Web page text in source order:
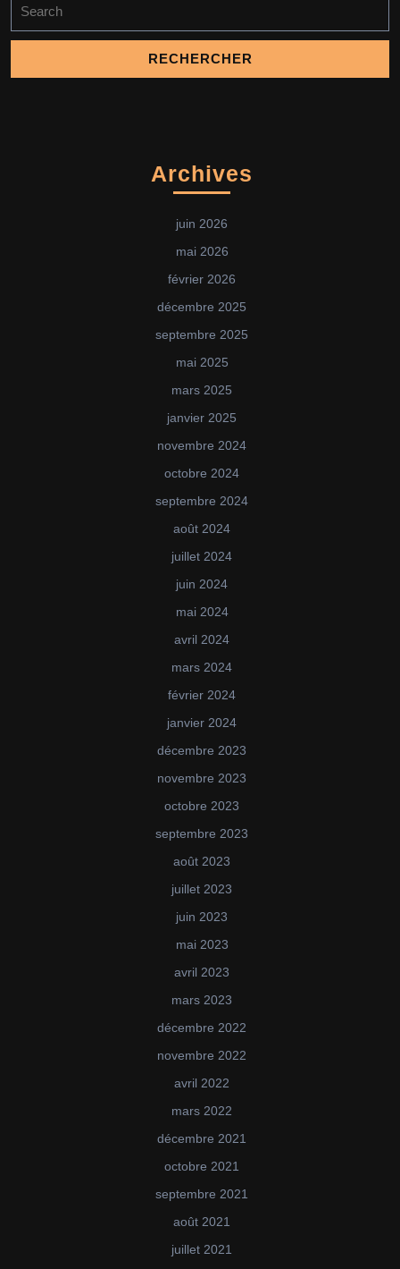
for:
Archives
juin 2026
mai 2026
février 2026
décembre 2025
septembre 2025
mai 2025
mars 2025
janvier 2025
novembre 2024
octobre 2024
septembre 2024
août 2024
juillet 2024
juin 2024
mai 2024
avril 2024
mars 2024
février 2024
janvier 2024
décembre 2023
novembre 2023
octobre 2023
septembre 2023
août 2023
juillet 2023
juin 2023
mai 2023
avril 2023
mars 2023
décembre 2022
novembre 2022
avril 2022
mars 2022
décembre 2021
octobre 2021
septembre 2021
août 2021
juillet 2021